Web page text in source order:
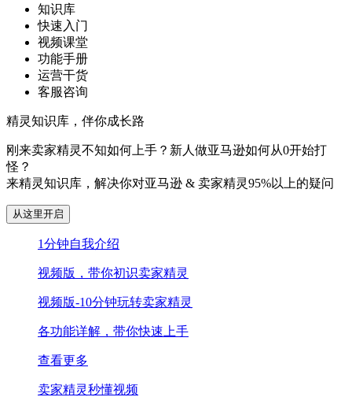
知识库
快速入门
视频课堂
功能手册
运营干货
客服咨询
精灵知识库，伴你成长路
刚来卖家精灵不知如何上手？新人做亚马逊如何从0开始打
怪？
来精灵知识库，解决你对亚马逊 & 卖家精灵95%以上的疑问
从这里开启
1分钟自我介绍
视频版，带你初识卖家精灵
视频版-10分钟玩转卖家精灵
各功能详解，带你快速上手
查看更多
卖家精灵秒懂视频